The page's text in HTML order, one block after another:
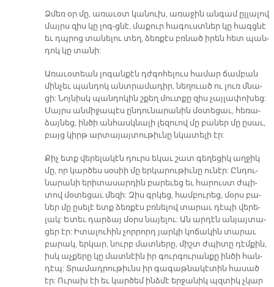
Ձմեռ օր մը, ա­ռա­ւօտ կա­նուխ, ա­ռա­ջին ան­գամ ըլ­լա­լով
մայրս զիս կը լոգ-ց­նէ, մա­քուր հա­գուստ­ներ կը հագց­նէ
եւ դպրոց տա­նե­լու տեղ, ձեռ­քէս բռնած ի­րեն հետ պան­
դոկ կը տա­նի:
Ա­ռա­ւօ­տեան լո­գան­քէն դժգո­հե­լուս հա­մար ճամ­բան
մին­չեւ պան­դոկ անտրա­մա­դիր, նե­ղուած ու լուռ մնա­
ցի: Նոյ­նիսկ պան­դո­կին շքեղ մուտ­քը զիս չայ­լա­փո­խեց:
Մայրս ան­մի­ջա­պէս ըն­դու­նա­րա­նին մօ­տե­ցաւ, հե­ռա­
ձայ­նեց, ին­ծի ան­հասկ­նա­լի լե­զուով մը բա­ներ մը ը­սաւ,
բայց կիրթ ար­տա­յայ­տու­թիւ­նը նկա­տե­լի էր:
Քիչ ետք վե­րե­լա­կէն դուրս ե­կաւ շատ գե­ղե­ցիկ աղ­ջիկ
մը, որ կար­ծես սօ­սիի մը եր­կա­րու­թիւ­նը ու­նէր: Ըն­դու­
նա­րա­նի ե­րի­տա­սար­դին բա­րե­ւեց եւ հա­րուստ ժպի­
տով մօ­տե­ցաւ մե­զի: Զիս գրկեց, համ­բու­րեց, մօրս բա­
ներ մը ը­սե­լէ ետք ձեռ­քէս բռնե­լով տա­րաւ դէ­պի վե­րե­
լակ: Ե­տեւ դար­ձայ մօրս նա­յե­լու: Ան ար­դէն ան­յայ­տա­
ցեր էր: Ի­տա­լու­հին չոր­րորդ յար­կի կո­ճա­կին տա­րաւ
բա­րակ, եր­կար, նուրբ մատ­նե­րը, միշտ ժպի­տը դէմ­քին,
իսկ աչ­քե­րը կը մատ­նէին իր գուր­գու­րան­քը ին­ծի հան­
դէպ: Տրա­մադ­րու­թիւնս իր գա­գաթ­նա­կէ­տին հա­սած
էր: Ու­րախ էի եւ կար­ծեմ ինձ­մէ եր­ջա­նիկ պզտիկ չկար